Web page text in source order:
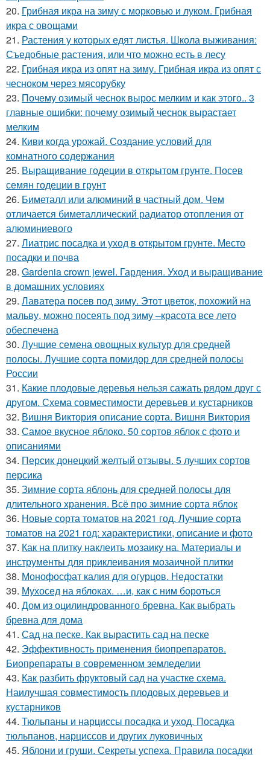
20. Грибная икра на зиму с морковью и луком. Грибная
икра с овощами
21. Растения у которых едят листья. Школа выживания:
Съедобные растения, или что можно есть в лесу
22. Грибная икра из опят на зиму. Грибная икра из опят с
чесноком через мясорубку
23. Почему озимый чеснок вырос мелким и как этого.. 3
главные ошибки: почему озимый чеснок вырастает
мелким
24. Киви когда урожай. Создание условий для
комнатного содержания
25. Выращивание годеции в открытом грунте. Посев
семян годеции в грунт
26. Биметалл или алюминий в частный дом. Чем
отличается биметаллический радиатор отопления от
алюминиевого
27. Лиатрис посадка и уход в открытом грунте. Место
посадки и почва
28. Gardenia crown jewel. Гардения. Уход и выращивание
в домашних условиях
29. Лаватера посев под зиму. Этот цветок, похожий на
мальву, можно посеять под зиму –красота все лето
обеспечена
30. Лучшие семена овощных культур для средней
полосы. Лучшие сорта помидор для средней полосы
России
31. Какие плодовые деревья нельзя сажать рядом друг с
другом. Схема совместимости деревьев и кустарников
32. Вишня Виктория описание сорта. Вишня Виктория
33. Самое вкусное яблоко. 50 сортов яблок с фото и
описаниями
34. Персик донецкий желтый отзывы. 5 лучших сортов
персика
35. Зимние сорта яблонь для средней полосы для
длительного хранения. Всё про зимние сорта яблок
36. Новые сорта томатов на 2021 год. Лучшие сорта
томатов на 2021 год: характеристики, описание и фото
37. Как на плитку наклеить мозаику на. Материалы и
инструменты для приклеивания мозаичной плитки
38. Монофосфат калия для огурцов. Недостатки
39. Мухосед на яблоках. …и, как с ним бороться
40. Дом из оцилиндрованного бревна. Как выбрать
бревна для дома
41. Сад на песке. Как вырастить сад на песке
42. Эффективность применения биопрепаратов.
Биопрепараты в современном земледелии
43. Как разбить фруктовый сад на участке схема.
Наилучшая совместимость плодовых деревьев и
кустарников
44. Тюльпаны и нарциссы посадка и уход. Посадка
тюльпанов, нарциссов и других луковичных
45. Яблони и груши. Секреты успеха. Правила посадки